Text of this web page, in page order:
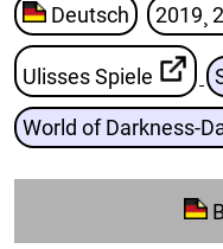
Deutsch 2019¸
Ulisses Spiele
World of Darkness-